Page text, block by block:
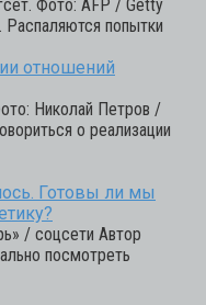
Фото: AFP / Getty
Распаляются попытки
отношений
Николай Петров /
о реализации
Готовы ли мы
/ соцсети Автор
посмотреть